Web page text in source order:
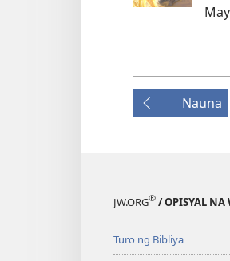
Nauna
JW.ORG® / OPISYAL NA
Turo ng Bibliya